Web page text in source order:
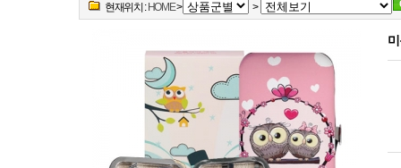
현재위치 : HOME> >